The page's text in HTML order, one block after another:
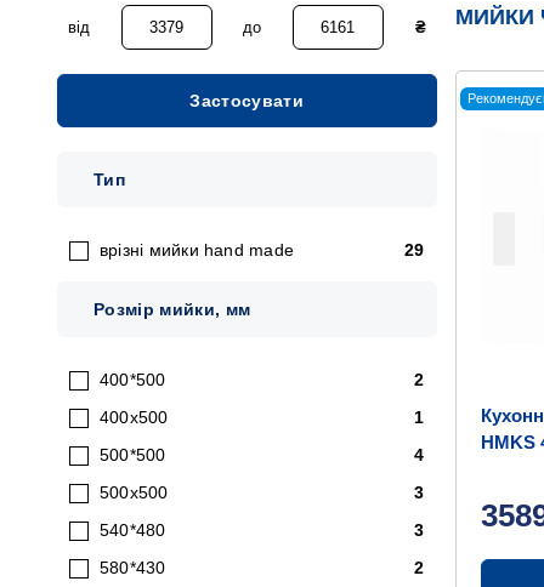
від до ₴
Застосувати
Тип
врізні мийки hand made 29
Розмір мийки, мм
400*500
2
400х500
1
500*500
4
500x500
3
540*480
3
580*430
2
МИЙКИ
HMKS